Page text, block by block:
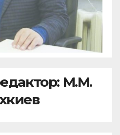
М.М.